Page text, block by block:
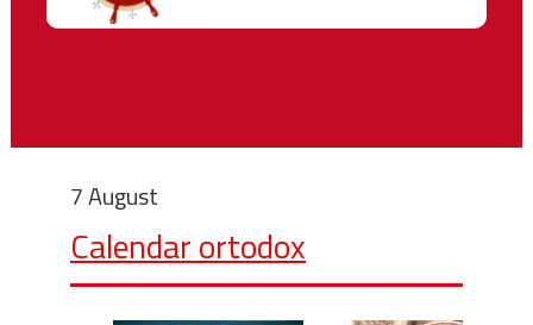
7 August
Calendar ortodox